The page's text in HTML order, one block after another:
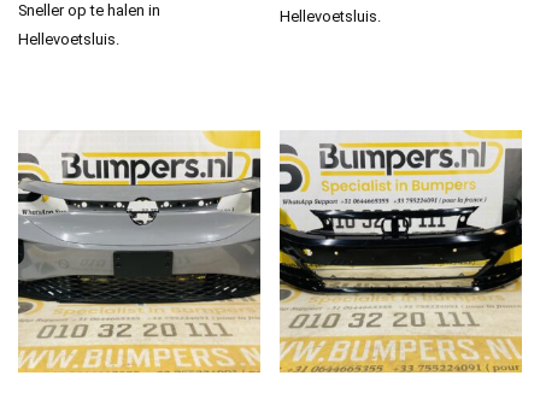
Sneller op te halen in
Hellevoetsluis.
Hellevoetsluis.